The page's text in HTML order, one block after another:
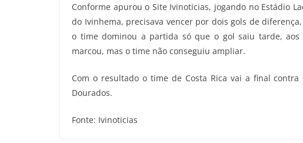
Conforme apurou o Site Ivinoticias, jogando no Estádio
do Ivinhema, precisava vencer por dois gols de
o time dominou a partida só que o gol saiu tarde,
marcou, mas o time não conseguiu ampliar.
Com o resultado o time de Costa Rica vai a final
Dourados.
Fonte: Ivinoticias